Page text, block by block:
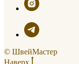
© ШвейМастер
Наверх